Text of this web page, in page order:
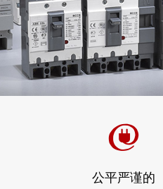
公平严谨的